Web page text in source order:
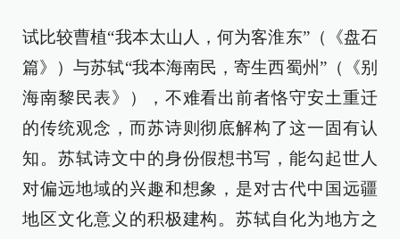
试比较曹植“我本太山人，何为客淮东”（《盘石
篇》）与苏轼“我本海南民，寄生西蜀州”（《别
海南黎民表》），不难看出前者恪守安土重迁
的传统观念，而苏诗则彻底解构了这一固有认
知。苏轼诗文中的身份假想书写，能勾起世人
对偏远地域的兴趣和想象，是对古代中国远疆
地区文化意义的积极建构。苏轼自化为地方之